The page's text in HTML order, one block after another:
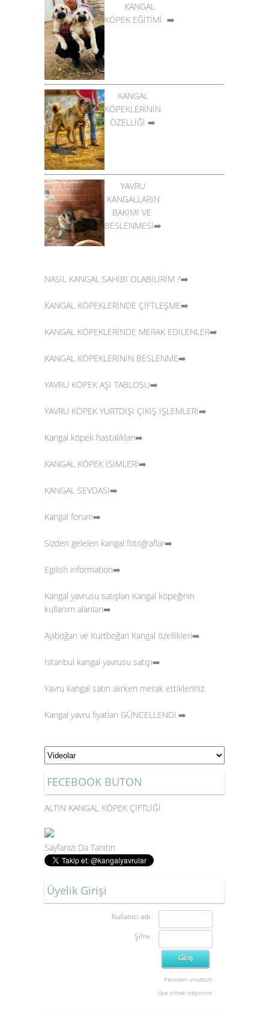
KANGAL
KÖPEK EĞİTİMİ ➡️
KANGAL
KÖPEKLERİNİN
ÖZELLİĞİ ➡️
YAVRU
KANGALLARIN
BAKIMI VE
BESLENMESİ➡️
NASIL KANGAL SAHİBİ OLABİLİRİM ?➡️
KANGAL KÖPEKLERİNDE ÇİFTLEŞME➡️
KANGAL KÖPEKLERİNDE MERAK EDİLENLER➡️
KANGAL KÖPEKLERİNİN BESLENME➡️
YAVRU KÖPEK AŞI TABLOSU➡️
YAVRU KÖPEK YURTDIŞI ÇIKIŞ İŞLEMLERİ➡️
Kangal köpek hastalıkları➡️
KANGAL KÖPEK İSİMLERİ➡️
KANGAL SEVDASI➡️
Kangal forum➡️
Sizden gelelen kangal fotoğraflar➡️
Egilish information➡️
Kangal yavrusu satışları Kangal köpeğinin
kullanım alanları➡️
Ayıboğan ve Kurtboğan Kangal özellikleri➡️
İstanbul kangal yavrusu satışı➡️
Yavru kangal satın alırken merak ettikleriniz.
Kangal yavru fiyatları GÜNCELLENDİ.➡️
FECEBOOK BUTON
ALTIN KANGAL KÖPEK ÇİFTLİĞİ
Sayfanızı Da Tanıtın
Üyelik Girişi
Kullanıcı adı
Şifre
Parolamı unuttum
Üye olmak istiyorum